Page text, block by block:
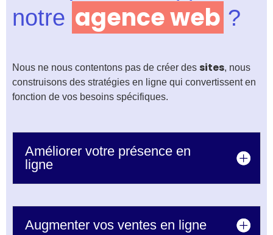
notre agence web ?
Nous ne nous contentons pas de créer des sites, nous
construisons des stratégies en ligne qui convertissent en
fonction de vos besoins spécifiques.
Améliorer votre présence en
ligne
Augmenter vos ventes en ligne